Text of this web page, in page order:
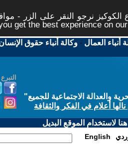
نرجو النقر على الزر -
get the best experience on
أنباء العمال -وكالة أنباء حقوق
الاجتماعية للجميع"
أعلام في الفكر والثقافة
لاستخدام الموقع البديل
English